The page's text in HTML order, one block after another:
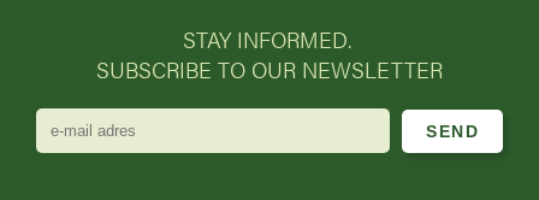
STAY INFORMED.
SUBSCRIBE TO OUR NEWSLETTER
e-
mail